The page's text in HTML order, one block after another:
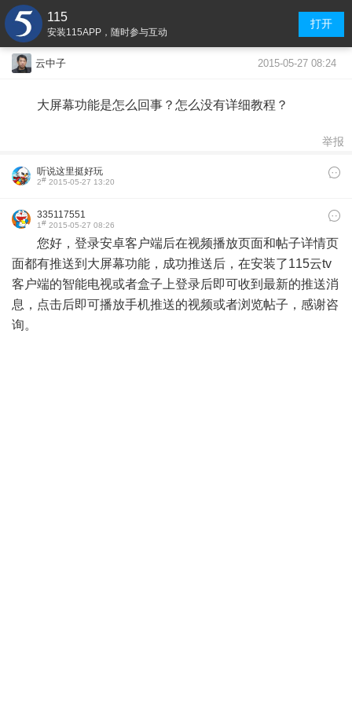
115
安装115APP，随时参与互动
打开
云中子 2015-05-27 08:24
大屏幕功能是怎么回事？怎么没有详细教程？
举报
听说这里挺好玩
2# 2015-05-27 13:20
335117551
1# 2015-05-27 08:26
您好，登录安卓客户端后在视频播放页面和帖子详情页
面都有推送到大屏幕功能，成功推送后，在安装了115云tv
客户端的智能电视或者盒子上登录后即可收到最新的推送消
息，点击后即可播放手机推送的视频或者浏览帖子，感谢咨
询。